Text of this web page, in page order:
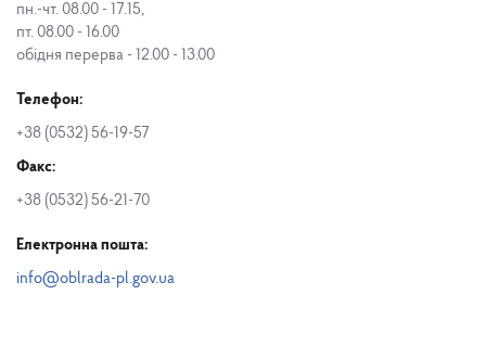
пн.-чт. 08.00 - 17.15,
пт. 08.00 - 16.00
обідня перерва - 12.00 - 13.00
Телефон:
+38 (0532) 56-19-57
Факс:
+38 (0532) 56-21-70
Електронна пошта:
info@oblrada-pl.gov.ua